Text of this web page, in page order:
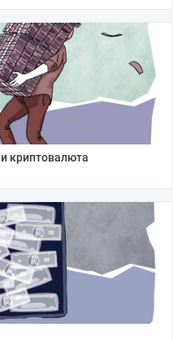
криптовалюта